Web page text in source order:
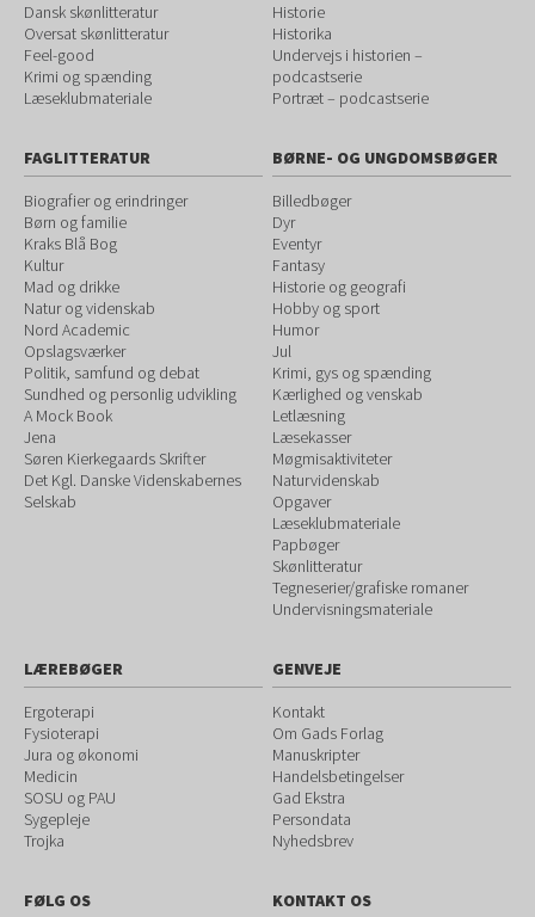
Dansk skønlitteratur
Oversat skønlitteratur
Feel-good
Krimi og spænding
Læseklubmateriale
Historie
Historika
Undervejs i historien –
podcastserie
Portræt – podcastserie
FAGLITTERATUR
Biografier og erindringer
Børn og familie
Kraks Blå Bog
Kultur
Mad og drikke
Natur og videnskab
Nord Academic
Opslagsværker
Politik, samfund og debat
Sundhed og personlig udvikling
A Mock Book
Jena
Søren Kierkegaards Skrifter
Det Kgl. Danske Videnskabernes
Selskab
BØRNE- OG UNGDOMSBØGER
Billedbøger
Dyr
Eventyr
Fantasy
Historie og geografi
Hobby og sport
Humor
Jul
Krimi, gys og spænding
Kærlighed og venskab
Letlæsning
Læsekasser
Møgmisaktiviteter
Naturvidenskab
Opgaver
Læseklubmateriale
Papbøger
Skønlitteratur
Tegneserier/grafiske romaner
Undervisningsmateriale
LÆREBØGER
Ergoterapi
Fysioterapi
Jura og økonomi
Medicin
SOSU og PAU
Sygepleje
Trojka
GENVEJE
Kontakt
Om Gads Forlag
Manuskripter
Handelsbetingelser
Gad Ekstra
Persondata
Nyhedsbrev
FØLG OS KONTAKT OS